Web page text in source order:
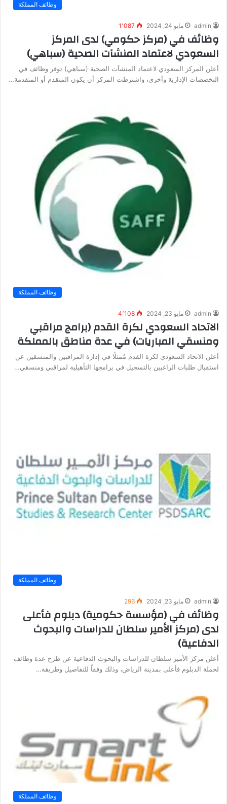
وظائف المملكة
admin مايو 24, 2024 1٬087
وظائف في (مركز حكومي) لدى المركز
السعودي لاعتماد المنشآت الصحية (سباهي)
أعلن المركز السعودي لاعتماد المنشآت الصحية (سباهي) توفر وظائف في
التخصصات الإدارية وأخرى، واشترطت المركز أن يكون المتقدم أو المتقدمة…
وظائف المملكة
admin مايو 23, 2024 4٬108
الاتحاد السعودي لكرة القدم (برامج مراقبي
ومنسقي المباريات) في عدة مناطق بالمملكة
أعلن الاتحاد السعودي لكرة القدم مُمثلًا في إدارة المراقبين والمنسقين عن
استقبال طلبات الراغبين بالتسجيل في برامجها التأهيلية لمراقبي ومنسقي…
وظائف المملكة
admin مايو 23, 2024 296
وظائف في (مؤسسة حكومية) دبلوم فأعلى
لدى (مركز الأمير سلطان للدراسات والبحوث
الدفاعية)
أعلن مركز الأمير سلطان للدراسات والبحوث الدفاعية عن طرح عدة وظائف
لحملة الدبلوم فأعلى بمدينة الرياض، وذلك وفقاً للتفاصيل وطريقة…
وظائف المملكة